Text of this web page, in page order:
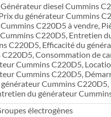
diesel Cummins
​​du générateur Cummins
C220D5 à vendre,
C220D5, Entretien
C220D5, Efficacité du
Consommation de
Cummins C220D5,
Cummins C220D5,
Cummins
du générateur
électrogènes